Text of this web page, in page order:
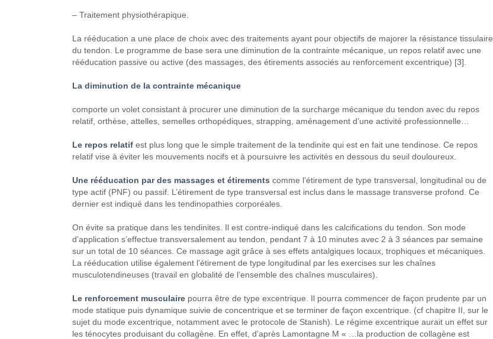
– Traitement physiothérapique.
La rééducation a une place de choix avec des traitements ayantpour objectifs de majorer la résistance tissulaire
du tendon. Le programme de base sera une diminution de la contrainte mécanique, un repos relatif avecune
rééducation passive ou active (des massages, des étirementsassociés au renforcement excentrique) [3].
La diminution de la contrainte mécanique
comporte un volet consistant à procurer une diminution de la surcharge mécanique du tendon avec du repos
relatif, orthèse, attelles, semellesorthopédiques, strapping, aménagementd’une activité professionnelle…
Le repos relatifestplus long que le simple traitement de la tendinite qui est en fait une tendinose. Ce repos
relatif vise à éviterles mouvements nocifs et à poursuivre les activités en dessous du seuildouloureux.
Une rééducation par des massages et étirements comme l’étirement de type transversal, longitudinal ou de
type actif (PNF) ou passif. L’étirementde type transversal est inclus dansle massage transverse profond. Ce
dernierest indiqué dans les tendinopathiescorporéales.
On évite sa pratique dans lestendinites. Il est contre-indiqué dans les calcifications du tendon. Son mode
d’application s’effectue transversalement au tendon, pendant7 à 10 minutes avec 2 à 3 séances par semaine
sur un total de 10 séances. Ce massage agit grâce à ses effets antalgiques locaux, trophiqueset mécaniques.
La rééducation utilise également l’étirementde type longitudinal par les exercisessur les chaînes
musculotendineuses(travail en globalité de l’ensemble des chaînes musculaires).
Le renforcement musculairepourra être de type excentrique. Il pourra commencer de façon prudente par un
mode statique puis dynamique suivie de concentrique et se terminerde façon excentrique. (cf chapitre II, sur le
sujet du mode excentrique,
notamment avec le protocole de Stanish). Le régime excentrique auraitun effet sur
les ténocytes produisantdu collagène. En effet, d’après Lamontagne M « …la production de collagène est